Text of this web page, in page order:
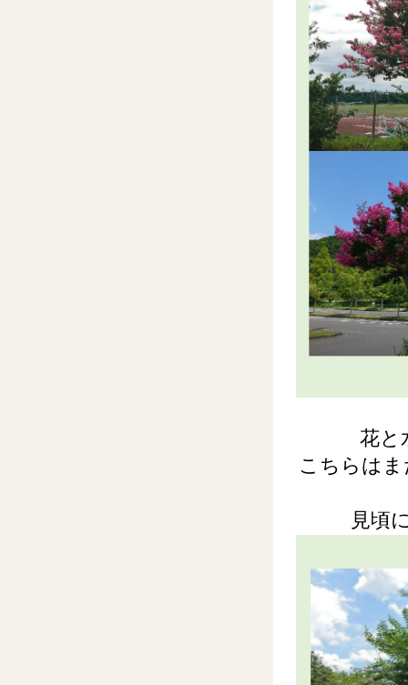
花と
こちらは
見頃